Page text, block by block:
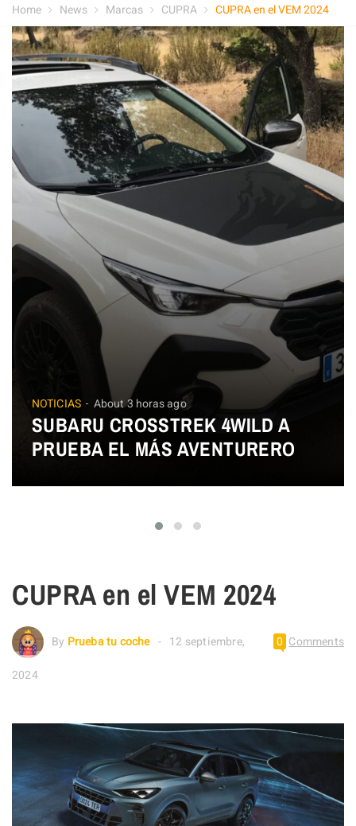
Home News Marcas CUPRA CUPRA en el VEM 2024
NOTICIAS About 3 horas ago
SUBARU CROSSTREK 4WILD A
PRUEBA EL MÁS AVENTURERO
CUPRA en el VEM 2024
By Prueba tu coche
12 septiembre,
2024
0 Comments